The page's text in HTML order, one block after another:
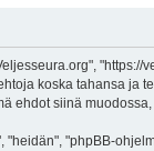
koska tahansa
ehdot siinä
"phpBB-